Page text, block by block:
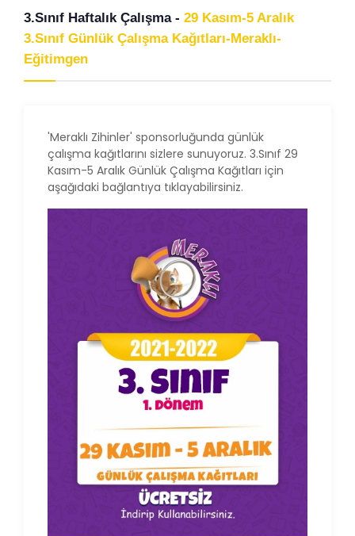
3.Sınıf Haftalık Çalışma - 29 Kasım-5 Aralık
3.Sınıf Günlük Çalışma Kağıtları-Meraklı-
Eğitimgen
'Meraklı Zihinler' sponsorluğunda günlük
çalışma kağıtlarını sizlere sunuyoruz. 3.Sınıf 29
Kasım-5 Aralık Günlük Çalışma Kağıtları için
aşağıdaki bağlantıya tıklayabilirsiniz.